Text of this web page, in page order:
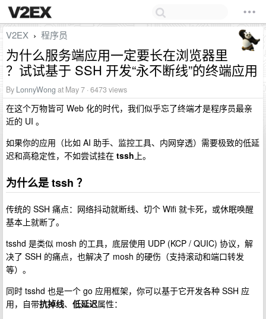
V2EX › 程序员
为什么服务端应用一定要长在浏览器里
？试试基于 SSH 开发“永不断线”的终端应用
By LonnyWong at May 7 · 6473 views
在这个万物皆可 Web 化的时代，我们似乎忘了终端才是程序员最亲
近的 UI 。
如果你的应用（比如 AI 助手、监控工具、内网穿透）需要极致的低延
迟和高稳定性，不如尝试挂在 tssh 上。
为什么是 tssh ？
传统的 SSH 痛点：网络抖动就断线、切个 Wifi 就卡死，或休眠唤醒
基本上就断了。
tsshd 是类似 mosh 的工具，底层使用 UDP (KCP / QUIC) 协议，解
决了 SSH 的痛点，也解决了 mosh 的硬伤（支持滚动和端口转发
等）。
同时 tsshd 也是一个 go 应用框架，你可以基于它开发各种 SSH 应
用，自带抗掉线、 低延迟属性：